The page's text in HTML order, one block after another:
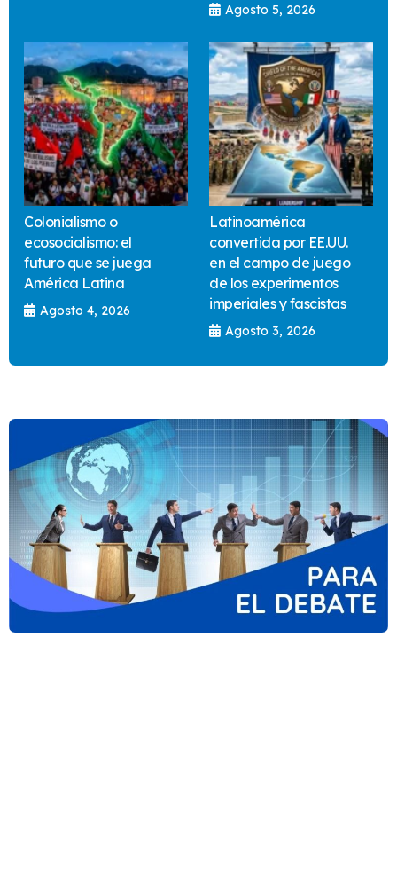
Agosto 5, 2026
Colonialismo o
ecosocialismo: el
futuro que se juega
América Latina
Agosto 4, 2026
Latinoamérica
convertida por EE.UU.
en el campo de juego
de los experimentos
imperiales y fascistas
Agosto 3, 2026